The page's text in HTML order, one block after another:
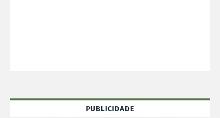
PUBLICIDADE